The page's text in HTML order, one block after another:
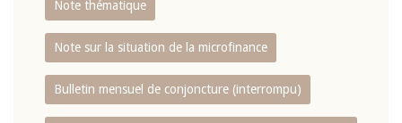
Note thématique
Note sur la situation de la microfinance
Bulletin mensuel de conjoncture (interrompu)